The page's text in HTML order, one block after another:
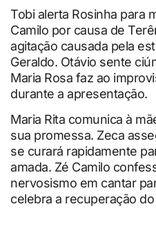
Tobi alerta Rosinha para
Camilo por causa de
agitação causada pela
Geraldo. Otávio sente
Maria Rosa faz ao
durante a apresentação.
Maria Rita comunica à
sua promessa. Zeca
se curará rapidamente
amada. Zé Camilo
nervosismo em cantar
celebra a recuperação